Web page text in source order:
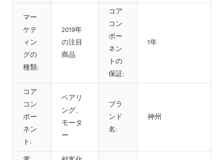
マー
ケテ
ィン
グの
種類:
2019年
の注目
商品
コア
コン
ポー
ネン
トの
保証:
1年
コア
コン
ポー
ネン
ト:
ベアリ
ング、
モータ
ー
ブラ
ンド
名:
神州